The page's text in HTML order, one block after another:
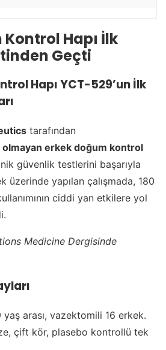
Kontrol Hapı İlk
Geçti
Hapı YCT-529’un İlk
tarafından
olmayan erkek doğum kontrol
güvenlik testlerini başarıyla
üzerinde yapılan çalışmada, 180
ciddi yan etkilere yol
Medicine Dergisinde
arası, vazektomili 16 erkek.
çift kör, plasebo kontrollü tek